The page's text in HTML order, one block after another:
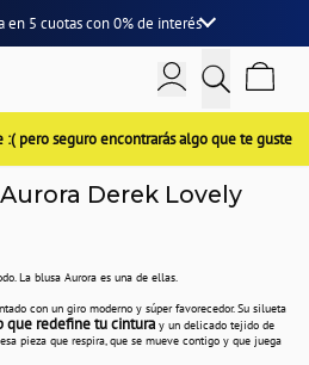
en 5 cuotascon0% de interés
pero seguro encontrarás algo que te guste
Derek Lovely
La blusa Aurora es una de ellas.
con un giro moderno y súper favorecedor. Su silueta
que redefine tu cintura y un delicado tejido de
pieza que respira, que se mueve contigo y que juega